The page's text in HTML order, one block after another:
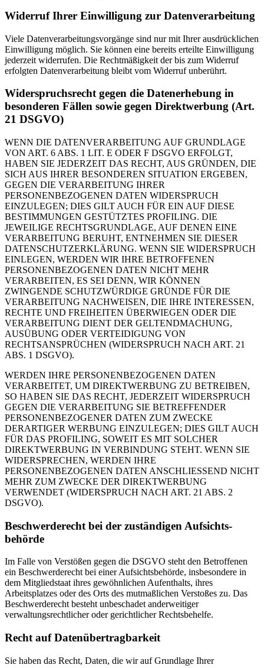
Widerruf Ihrer Einwilligung zur Datenverarbeitung
Viele Datenverarbeitungsvorgänge sind nur mit Ihrer ausdrücklichen
Einwilligung möglich. Sie können eine bereits erteilte Einwilligung
jederzeit widerrufen. Die Rechtmäßigkeit der bis zum Widerruf
erfolgten Datenverarbeitung bleibt vom Widerruf unberührt.
Widerspruchsrecht gegen die Datenerhebung in
besonderen Fällen sowie gegen Direktwerbung (Art.
21 DSGVO)
WENN DIE DATENVERARBEITUNG AUF GRUNDLAGE
VON ART. 6 ABS. 1 LIT. E ODER F DSGVO ERFOLGT,
HABEN SIE JEDERZEIT DAS RECHT, AUS GRÜNDEN, DIE
SICH AUS IHRER BESONDEREN SITUATION ERGEBEN,
GEGEN DIE VERARBEITUNG IHRER
PERSONENBEZOGENEN DATEN WIDERSPRUCH
EINZULEGEN; DIES GILT AUCH FÜR EIN AUF DIESE
BESTIMMUNGEN GESTÜTZTES PROFILING. DIE
JEWEILIGE RECHTSGRUNDLAGE, AUF DENEN EINE
VERARBEITUNG BERUHT, ENTNEHMEN SIE DIESER
DATENSCHUTZERKLÄRUNG. WENN SIE WIDERSPRUCH
EINLEGEN, WERDEN WIR IHRE BETROFFENEN
PERSONENBEZOGENEN DATEN NICHT MEHR
VERARBEITEN, ES SEI DENN, WIR KÖNNEN
ZWINGENDE SCHUTZWÜRDIGE GRÜNDE FÜR DIE
VERARBEITUNG NACHWEISEN, DIE IHRE INTERESSEN,
RECHTE UND FREIHEITEN ÜBERWIEGEN ODER DIE
VERARBEITUNG DIENT DER GELTENDMACHUNG,
AUSÜBUNG ODER VERTEIDIGUNG VON
RECHTSANSPRÜCHEN (WIDERSPRUCH NACH ART. 21
ABS. 1 DSGVO).
WERDEN IHRE PERSONENBEZOGENEN DATEN
VERARBEITET, UM DIREKTWERBUNG ZU BETREIBEN,
SO HABEN SIE DAS RECHT, JEDERZEIT WIDERSPRUCH
GEGEN DIE VERARBEITUNG SIE BETREFFENDER
PERSONENBEZOGENER DATEN ZUM ZWECKE
DERARTIGER WERBUNG EINZULEGEN; DIES GILT AUCH
FÜR DAS PROFILING, SOWEIT ES MIT SOLCHER
DIREKTWERBUNG IN VERBINDUNG STEHT. WENN SIE
WIDERSPRECHEN, WERDEN IHRE
PERSONENBEZOGENEN DATEN ANSCHLIESSEND NICHT
MEHR ZUM ZWECKE DER DIREKTWERBUNG
VERWENDET (WIDERSPRUCH NACH ART. 21 ABS. 2
DSGVO).
Beschwerde­recht bei der zuständigen Aufsichts­
behörde
Im Falle von Verstößen gegen die DSGVO steht den Betroffenen
ein Beschwerderecht bei einer Aufsichtsbehörde, insbesondere in
dem Mitgliedstaat ihres gewöhnlichen Aufenthalts, ihres
Arbeitsplatzes oder des Orts des mutmaßlichen Verstoßes zu. Das
Beschwerderecht besteht unbeschadet anderweitiger
verwaltungsrechtlicher oder gerichtlicher Rechtsbehelfe.
Recht auf Daten­übertrag­barkeit
Sie haben das Recht, Daten, die wir auf Grundlage Ihrer